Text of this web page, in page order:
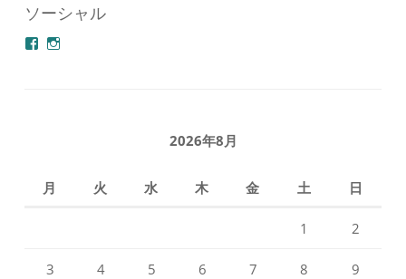
ソーシャル
azuminonoie
を
derakoubou
2026年8月
月 火 水 木 金 土 日
1 2
3 4 5 6 7 8 9